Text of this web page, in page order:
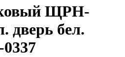
ЩРН-
дверь бел.